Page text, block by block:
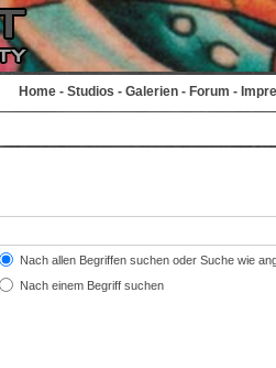
Home - Studios - Galerien - Forum -
Nach allen Begriffen suchen oder Suche wie
Nach einem Begriff suchen